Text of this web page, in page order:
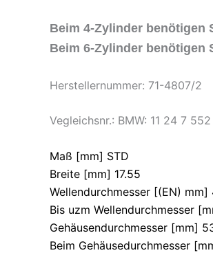
Beim 4-Zylinder benötigen
Beim 6-Zylinder benötigen
Herstellernummer: 71-4807/2
Vegleichsnr.: BMW: 11 24 7
Maß [mm] STD
Breite [mm] 17.55
Wellendurchmesser [(EN) mm]
Bis uzm Wellendurchmesser
Gehäusendurchmesser [mm]
Beim Gehäusedurchmesser